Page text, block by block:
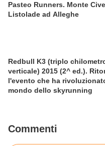
Pasteo Runners. Monte
Listolade ad Alleghe
Redbull K3 (triplo
verticale) 2015 (2^ ed.).
l'evento che ha
mondo dello skyrunning
Commenti